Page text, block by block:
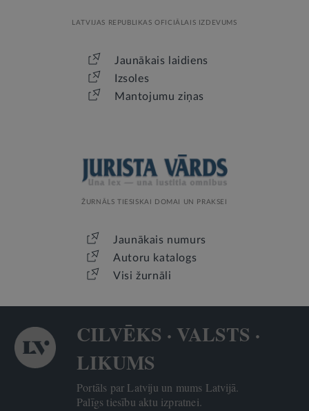
LATVIJAS REPUBLIKAS OFICIĀLAIS IZDEVUMS
Jaunākais laidiens
Izsoles
Mantojumu ziņas
ŽURNĀLS TIESISKAI DOMAI UN PRAKSEI
Jaunākais numurs
Autoru katalogs
Visi žurnāli
CILVĒKS · VALSTS ·
LIKUMS
Portāls par Latviju un mums Latvijā.
Palīgs tiesību aktu izpratnei.